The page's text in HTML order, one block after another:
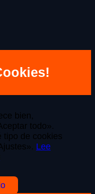
bien,
todo».
tipo de cookies
Lee